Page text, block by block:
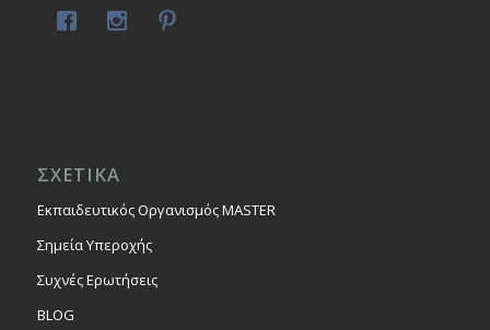
ΣΧΕΤΙΚΑ
Εκπαιδευτικός Οργανισμός MASTER
Σημεία Υπεροχής
Συχνές Ερωτήσεις
BLOG